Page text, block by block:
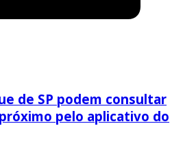
de SP podem consultar
pelo aplicativo do